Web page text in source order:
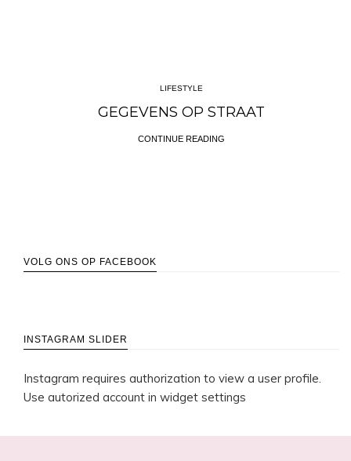
LIFESTYLE
GEGEVENS OP STRAAT
CONTINUE READING
LIFESTYLE
DISNEY+ IS HIER
CONTINUE READING
VOLG ONS OP FACEBOOK
INSTAGRAM SLIDER
Instagram requires authorization to view a user profile.
Use autorized account in widget settings